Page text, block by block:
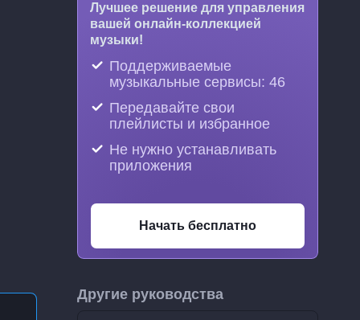
Лучшее решение для управления
вашей онлайн-коллекцией
музыки!
Поддерживаемые
музыкальные сервисы: 46
Передавайте свои
плейлисты и избранное
Не нужно устанавливать
приложения
Начать бесплатно
Другие руководства